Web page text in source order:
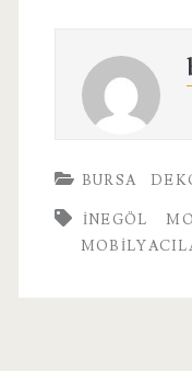
BURSA
INEGÖL